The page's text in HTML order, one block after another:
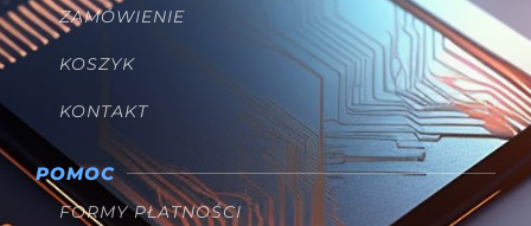
ZAMÓWIENIE
KOSZYK
KONTAKT
POMOC
FORMY PŁATNOŚCI